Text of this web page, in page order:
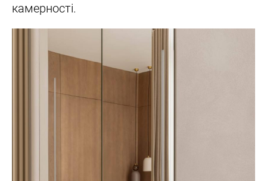
камерності.